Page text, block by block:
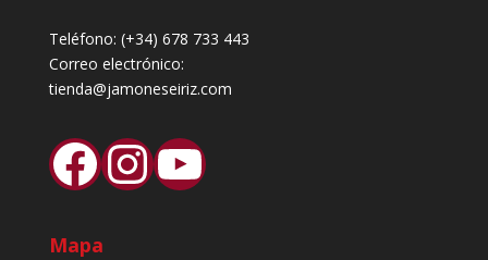
Teléfono: (+34) 678 733 443
Correo electrónico:
tienda@jamoneseiriz.com
Facebook
Instagram
YouTube
Mapa